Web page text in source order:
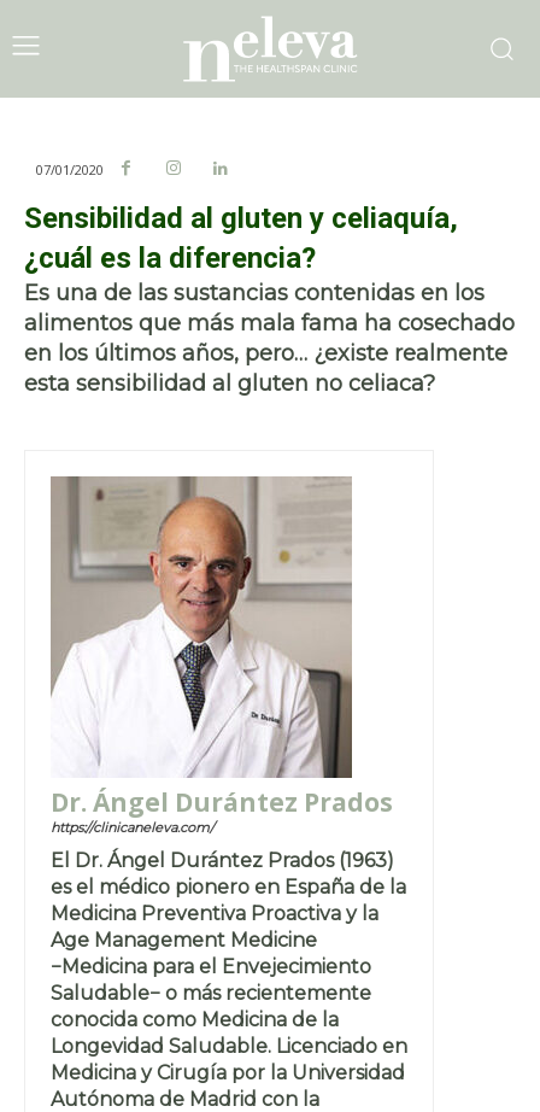
07/01/2020
Sensibilidad al gluten y celiaquía,
¿cuál es la diferencia?
Es una de las sustancias contenidas en los
alimentos que más mala fama ha cosechado
en los últimos años, pero… ¿existe realmente
esta sensibilidad al gluten no celiaca?
Dr. Ángel Durántez Prados
https://clinicaneleva.com/
El Dr. Ángel Durántez Prados (1963)
es el médico pionero en España de la
Medicina Preventiva Proactiva y la
Age Management Medicine
−Medicina para el Envejecimiento
Saludable− o más recientemente
conocida como Medicina de la
Longevidad Saludable. Licenciado en
Medicina y Cirugía por la Universidad
Autónoma de Madrid con la